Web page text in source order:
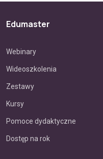
Edumaster
Webinary
Wideoszkolenia
Zestawy
Kursy
Pomoce dydaktyczne
Dostęp na rok